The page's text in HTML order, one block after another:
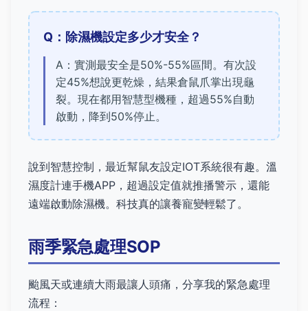
Q：除濕機設定多少才安全？
A：實測最安全是50%-55%區間。有次設
定45%想說更乾燥，結果倉鼠爪掌出現龜
裂。現在都用智慧型機種，超過55%自動
啟動，降到50%停止。
說到智慧控制，最近幫鼠友設定IOT系統很有趣。溫
濕度計連手機APP，超過設定值就推播警示，還能
遠端啟動除濕機。科技真的讓養寵變輕鬆了。
雨季緊急處理SOP
颱風天或連續大雨最讓人頭痛，分享我的緊急處理
流程：